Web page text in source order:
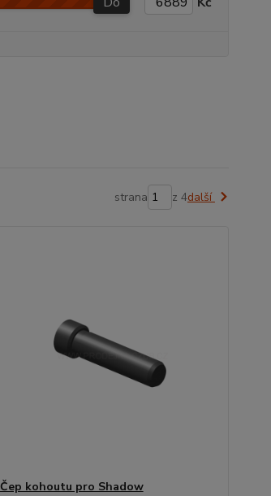
strana z 4další
Čep kohoutu pro Shadow